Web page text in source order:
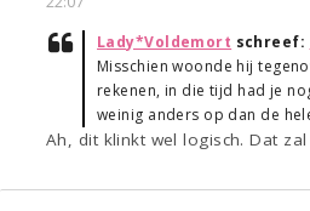
Lady*Voldemort schreef:
Misschien woonde hij
rekenen, in die tijd had je
weinig anders op dan de
Ah, dit klinkt wel logisch. Dat